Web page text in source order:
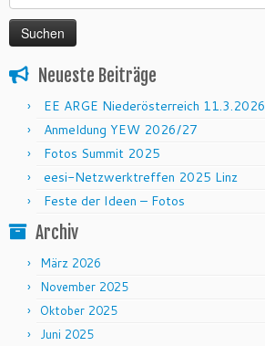
Neueste Beiträge
EE ARGE Niederösterreich 11.3.2026
Anmeldung YEW 2026/27
Fotos Summit 2025
eesi-Netzwerktreffen 2025 Linz
Feste der Ideen – Fotos
Archiv
März 2026
November 2025
Oktober 2025
Juni 2025